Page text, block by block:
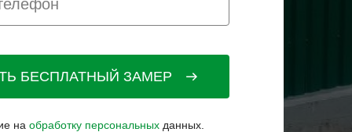
БЕСПЛАТНЫЙ ЗАМЕР
на обработку персональных данных.